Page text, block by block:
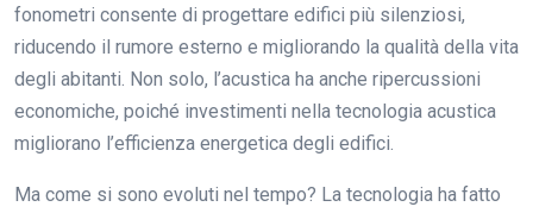
fonometri consente di progettare edifici più silenziosi,
riducendo il rumore esterno e migliorando la qualità della vita
degli abitanti. Non solo, l’acustica ha anche ripercussioni
economiche, poiché investimenti nella tecnologia acustica
migliorano l’efficienza energetica degli edifici.
Ma come si sono evoluti nel tempo? La tecnologia ha fatto